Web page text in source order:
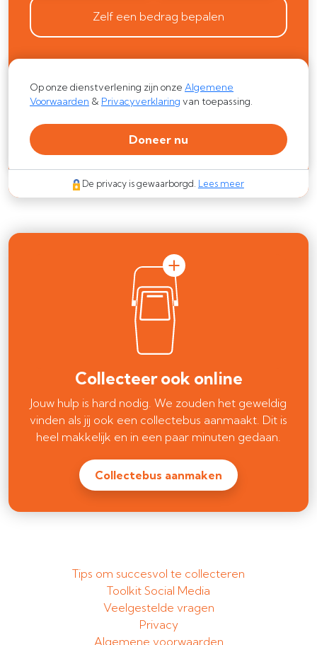
Zelf een bedrag bepalen
Op onze dienstverlening zijn onze Algemene
Voorwaarden & Privacyverklaring van toepassing.
Doneer nu
De privacy is gewaarborgd. Lees meer
Collecteer ook online
Jouw hulp is hard nodig. We zouden het geweldig
vinden als jij ook een collectebus aanmaakt. Dit is
heel makkelijk en in een paar minuten gedaan.
Collectebus aanmaken
Tips om succesvol te collecteren
Toolkit Social Media
Veelgestelde vragen
Privacy
Algemene voorwaarden